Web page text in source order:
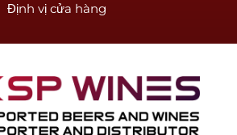
Định vị cửa hàng